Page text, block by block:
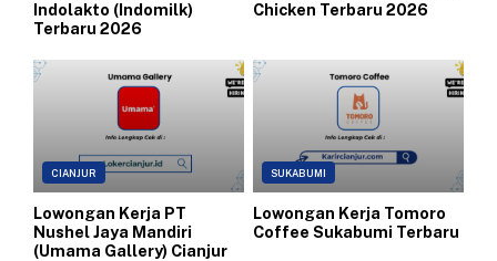
Indolakto (Indomilk)
Terbaru 2026
Chicken Terbaru 2026
CIANJUR
Lowongan Kerja PT
Nushel Jaya Mandiri
(Umama Gallery) Cianjur
SUKABUMI
Lowongan Kerja Tomoro
Coffee Sukabumi Terbaru